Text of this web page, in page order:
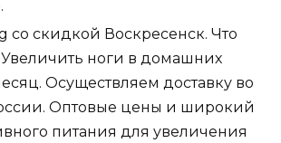
со скидкой Воскресенск. Что
ноги в домашних
Осуществляем доставку во
Оптовые цены и широкий
питания для увеличения